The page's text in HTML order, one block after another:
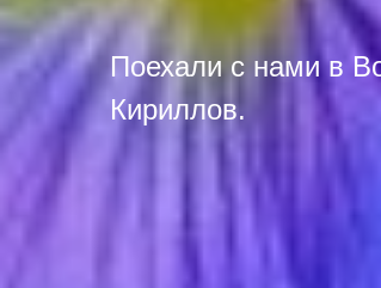
Поехали с нами в
Кириллов.